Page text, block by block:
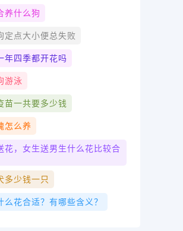
养什么狗
定点大小便总失败
年四季都开花吗
游泳
苗一共要多少钱
怎么养
花，女生送男生什么花比较合
多少钱一只
么花合适？有哪些含义？